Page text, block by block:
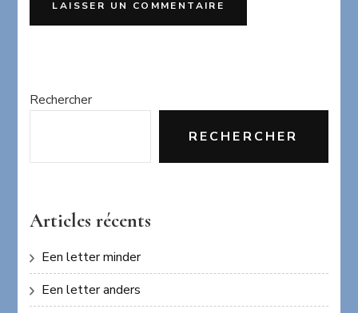
Rechercher
RECHERCHER
Articles récents
Een letter minder
Een letter anders